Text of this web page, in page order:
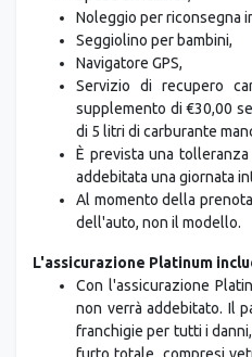
Navigatore GPS,
Servizio di recupero
supplemento di €30,00
di 5 litri di carburante
È prevista una
addebitata una giornata
Al momento della
dell'auto, non il modello.
L'assicurazione Platinum
Con l'assicurazione
non verrà addebitato. Il
franchigie per tutti i
furto totale, compresi
danni alla parte
danni agli interni e